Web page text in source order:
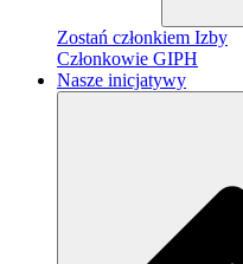
Zostań członkiem Izby
Członkowie GIPH
Nasze inicjatywy